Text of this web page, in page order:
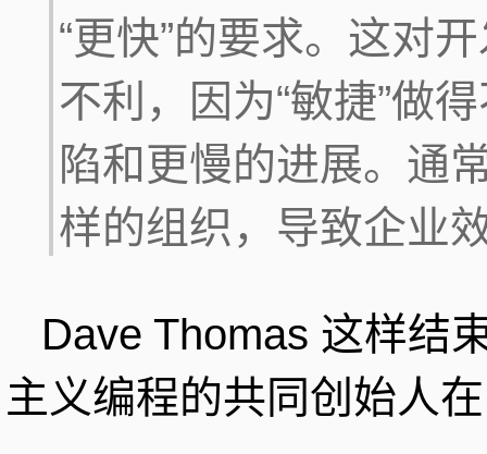
“更快”的要求。这对
不利，因为“敏捷”做
陷和更慢的进展。通
样的组织，导致企业
Dave Thomas 这样结
主义编程的共同创始人